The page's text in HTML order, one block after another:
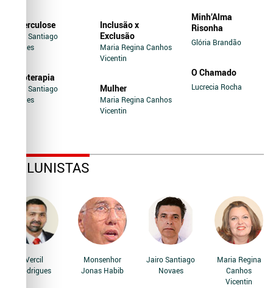
Tuberculose
Jairo Santiago
Novaes
Soroterapia
Jairo Santiago
Novaes
Inclusão x
Exclusão
Maria Regina Canhos
Vicentin
Mulher
Maria Regina Canhos
Vicentin
Minh’Alma
Risonha
Glória Brandão
O Chamado
Lucrecia Rocha
COLUNISTAS
Vercil
Rodrigues
Monsenhor
Jonas Habib
Jairo Santiago
Novaes
Maria Regina
Canhos
Vicentin